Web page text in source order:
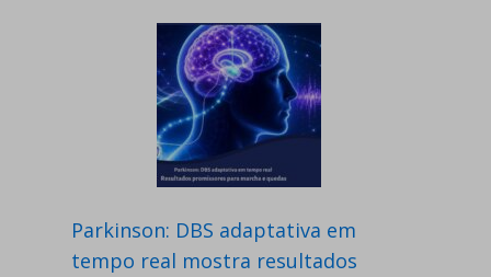
Parkinson: DBS adaptativa em
tempo real mostra resultados